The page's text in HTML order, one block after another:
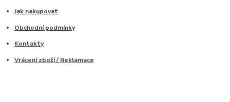
Jak nakupovat
Obchodní podmínky
Kontakty
Vrácení zboží / Reklamace